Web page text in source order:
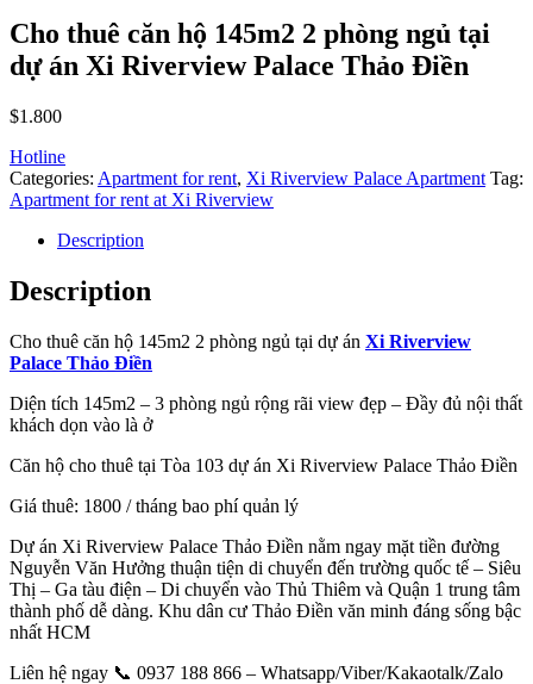
Cho thuê căn hộ 145m2 2 phòng ngủ tại
dự án Xi Riverview Palace Thảo Điền
$1.800
Hotline
Categories: Apartment for rent, Xi Riverview Palace Apartment Tag:
Apartment for rent at Xi Riverview
Description
Description
Cho thuê căn hộ 145m2 2 phòng ngủ tại dự án Xi Riverview
Palace Thảo Điền
Diện tích 145m2 – 3 phòng ngủ rộng rãi view đẹp – Đầy đủ nội thất
khách dọn vào là ở
Căn hộ cho thuê tại Tòa 103 dự án Xi Riverview Palace Thảo Điền
Giá thuê: 1800 / tháng bao phí quản lý
Dự án Xi Riverview Palace Thảo Điền nằm ngay mặt tiền đường
Nguyễn Văn Hưởng thuận tiện di chuyển đến trường quốc tế – Siêu
Thị – Ga tàu điện – Di chuyển vào Thủ Thiêm và Quận 1 trung tâm
thành phố dễ dàng. Khu dân cư Thảo Điền văn minh đáng sống bậc
nhất HCM
Liên hệ ngay 📞 0937 188 866 – Whatsapp/Viber/Kakaotalk/Zalo